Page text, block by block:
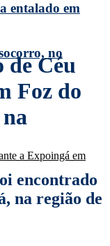
entalado em
no
de Céu
Foz do
encontrado
na região de